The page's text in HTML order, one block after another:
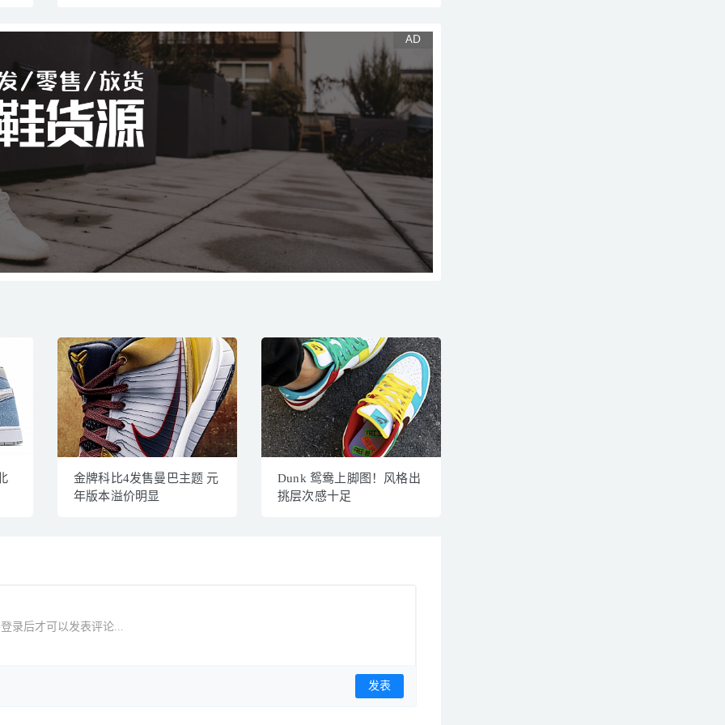
金牌科比4发售曼巴主题 元
年版本溢价明显
Dunk 鸳鸯上脚图！风格出
挑层次感十足
录后才可以发表评论...